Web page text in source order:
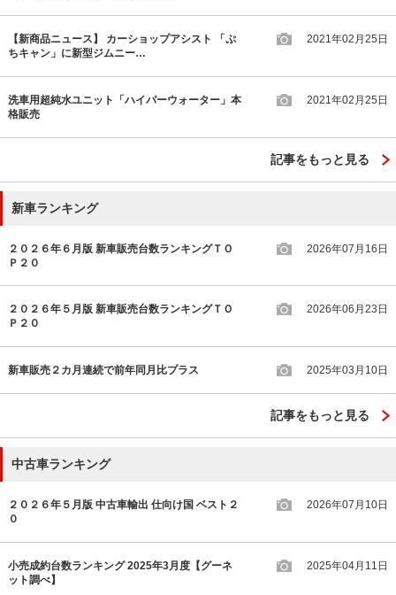
【新商品ニュース】 カーショップアシスト 「ぷ
ちキャン」に新型ジムニー…
2021年02月25日
洗車用超純水ユニット「ハイパーウォーター」本
格販売
2021年02月25日
記事をもっと見る
新車ランキング
２０２６年６月版 新車販売台数ランキングＴＯ
Ｐ２０
2026年07月16日
２０２６年５月版 新車販売台数ランキングＴＯ
Ｐ２０
2026年06月23日
新車販売２カ月連続で前年同月比プラス 2025年03月10日
記事をもっと見る
中古車ランキング
２０２６年５月版 中古車輸出 仕向け国 ベスト２
０
2026年07月10日
小売成約台数ランキング 2025年3月度【グーネ
ット調べ】
2025年04月11日